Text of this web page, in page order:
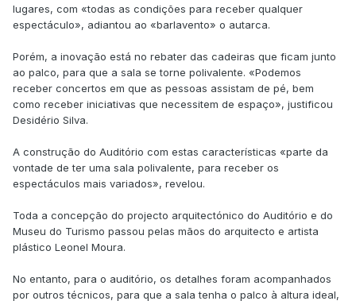
lugares, com «todas as condições para receber qualquer
espectáculo», adiantou ao «barlavento» o autarca.
Porém, a inovação está no rebater das cadeiras que ficam junto
ao palco, para que a sala se torne polivalente. «Podemos
receber concertos em que as pessoas assistam de pé, bem
como receber iniciativas que necessitem de espaço», justificou
Desidério Silva.
A construção do Auditório com estas características «parte da
vontade de ter uma sala polivalente, para receber os
espectáculos mais variados», revelou.
Toda a concepção do projecto arquitectónico do Auditório e do
Museu do Turismo passou pelas mãos do arquitecto e artista
plástico Leonel Moura.
No entanto, para o auditório, os detalhes foram acompanhados
por outros técnicos, para que a sala tenha o palco à altura ideal,